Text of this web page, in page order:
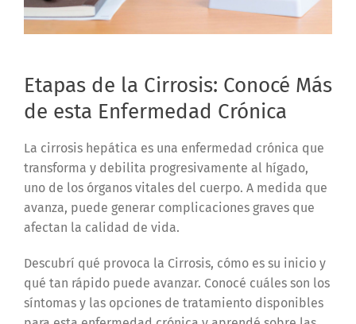
Etapas de la Cirrosis: Conocé Más
de esta Enfermedad Crónica
La cirrosis hepática es una enfermedad crónica que
transforma y debilita progresivamente al hígado,
uno de los órganos vitales del cuerpo. A medida que
avanza, puede generar complicaciones graves que
afectan la calidad de vida.
Descubrí qué provoca la Cirrosis, cómo es su inicio y
qué tan rápido puede avanzar. Conocé cuáles son los
síntomas y las opciones de tratamiento disponibles